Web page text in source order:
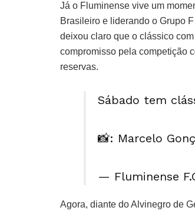
Já o Fluminense vive um
Brasileiro e liderando o Grupo
deixou claro que o clássico
compromisso pela competição
reservas.
Sábado tem
📸: Marcelo
— Fluminense
Agora, diante do Alvinegro de